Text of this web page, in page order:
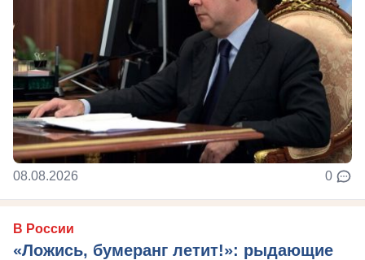
08.08.2026 0
В России
«Ложись, бумеранг летит!»: рыдающие